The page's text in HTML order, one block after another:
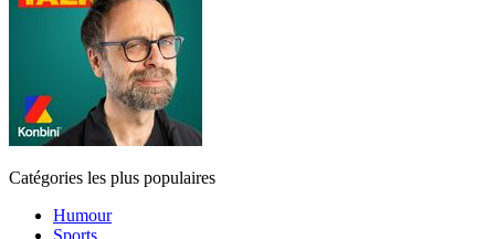
Catégories les plus populaires
Humour
Sports